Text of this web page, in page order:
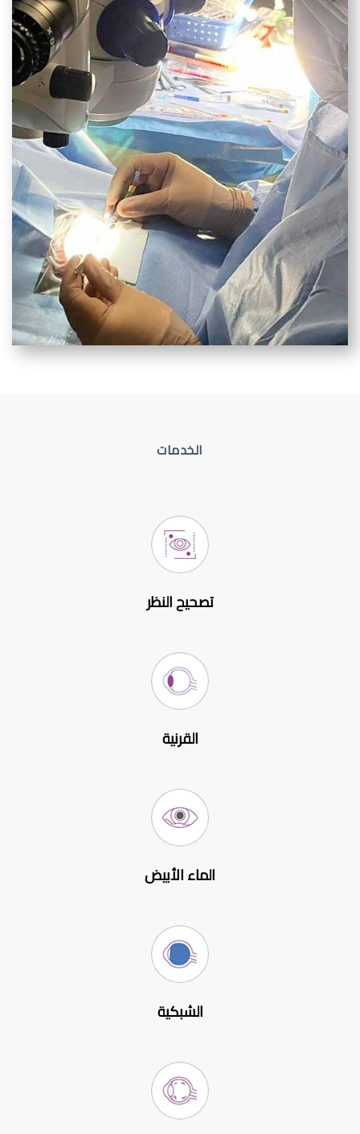
الخدمات
تصحيح النظر
القرنية
الماء الأبيض
الشبكية